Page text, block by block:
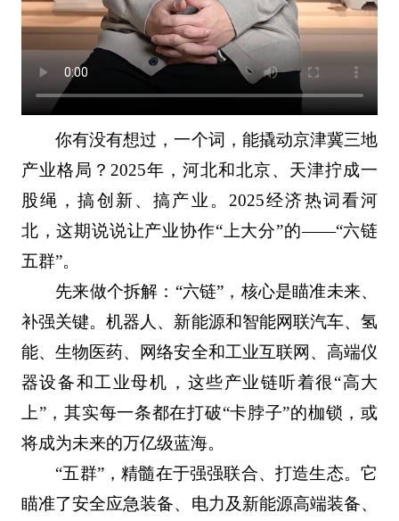
你有没有想过，一个词，能撬动京津冀三地
产业格局？2025年，河北和北京、天津拧成一
股绳，搞创新、搞产业。2025经济热词看河
北，这期说说让产业协作“上大分”的——“六链
五群”。
先来做个拆解：“六链”，核心是瞄准未来、
补强关键。‌机器人、新能源和智能网联汽车、氢
能、生物医药、网络安全和工业互联网、高端仪
器设备和工业母机‌，这些产业链听着很“高大
上”，其实每一条都在打破“卡脖子”的枷锁，或
将成为未来的万亿级蓝海。
“五群”，精髓在于强强联合、打造生态。它
瞄准了‌安全应急装备、电力及新能源高端装备、